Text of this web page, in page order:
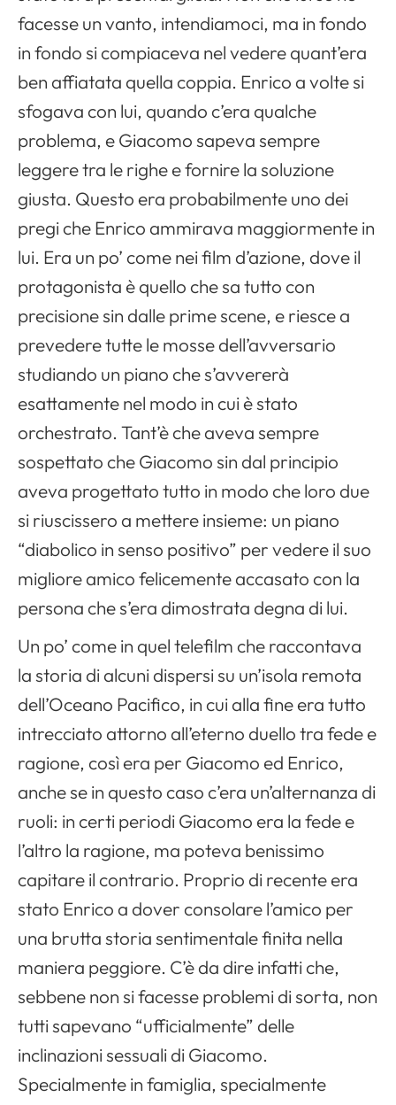
facesse un vanto, intendiamoci, ma in fondo
in fondo si compiaceva nel vedere quant’era
ben affiatata quella coppia. Enrico a volte si
sfogava con lui, quando c’era qualche
problema, e Giacomo sapeva sempre
leggere tra le righe e fornire la soluzione
giusta. Questo era probabilmente uno dei
pregi che Enrico ammirava maggiormente in
lui. Era un po’ come nei film d’azione, dove il
protagonista è quello che sa tutto con
precisione sin dalle prime scene, e riesce a
prevedere tutte le mosse dell’avversario
studiando un piano che s’avvererà
esattamente nel modo in cui è stato
orchestrato. Tant’è che aveva sempre
sospettato che Giacomo sin dal principio
aveva progettato tutto in modo che loro due
si riuscissero a mettere insieme: un piano
“diabolico in senso positivo” per vedere il suo
migliore amico felicemente accasato con la
persona che s’era dimostrata degna di lui.
Un po’ come in quel telefilm che raccontava
la storia di alcuni dispersi su un’isola remota
dell’Oceano Pacifico, in cui alla fine era tutto
intrecciato attorno all’eterno duello tra fede e
ragione, così era per Giacomo ed Enrico,
anche se in questo caso c’era un’alternanza di
ruoli: in certi periodi Giacomo era la fede e
l’altro la ragione, ma poteva benissimo
capitare il contrario. Proprio di recente era
stato Enrico a dover consolare l’amico per
una brutta storia sentimentale finita nella
maniera peggiore. C’è da dire infatti che,
sebbene non si facesse problemi di sorta, non
tutti sapevano “ufficialmente” delle
inclinazioni sessuali di Giacomo.
Specialmente in famiglia, specialmente